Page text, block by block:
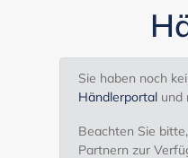
Sie haben noch
Händlerportal und
Beachten Sie
Partnern zur